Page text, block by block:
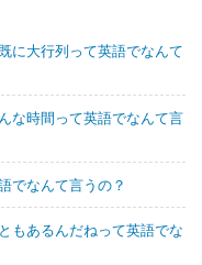
に大行列って英語でなんて
な時間って英語でなんて言
でなんて言うの？
もあるんだねって英語でな